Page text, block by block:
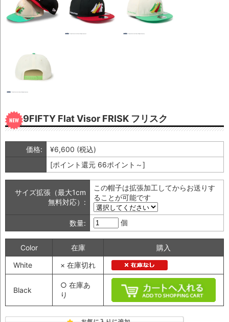
RC 9FIFTY Flat Visor FRISK フリスク
価格: ¥6,600 (税込)
[ポイント還元 66ポイント～]
サイズ拡張（最大1cm
無料対応）:
この帽子は拡張加工してからお送りす
ることが可能です
数量: 個
Color 在庫
購入
White
× 在庫切れ
Black
○ 在庫あ
り